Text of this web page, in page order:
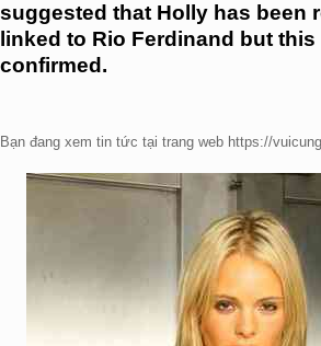
suggested that Holly has been
linked to Rio Ferdinand but
confirmed.
Bạn đang xem tin tức tại trang web https://